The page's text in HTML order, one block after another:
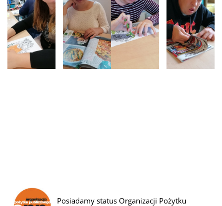
Posiadamy status Organizacji Pożytku